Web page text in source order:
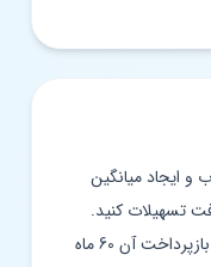
و ایجاد میانگین
به دریافت تسهیلات کنید.
سقف این تسهیلات 300 میلیون تومان و بازپرداخت آن 60 ماه